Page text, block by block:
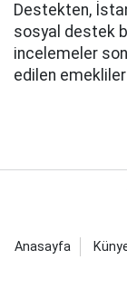
Destekten,
sosyal destek
incelemeler
edilen
Anasayfa